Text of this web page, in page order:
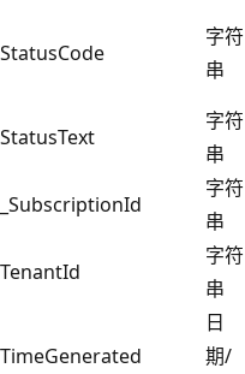
StatusCode
字符
串
StatusText
字符
串
_SubscriptionId
字符
串
TenantId
字符
串
TimeGenerated
日
期/